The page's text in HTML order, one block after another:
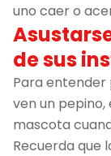
uno caer o
de sus
Para entender
ven un
mascota
Recuerda que